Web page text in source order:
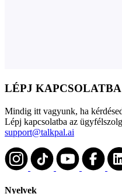
LÉPJ
Mindig itt vagyunk, ha
Lépj kapcsolatba az
support@talkpal.ai
Nyelvek